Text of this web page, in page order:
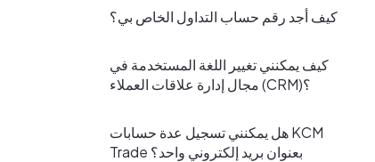
كيف أجد رقم حساب التداول الخاص بي؟
كيف يمكنني تغيير اللغة المستخدمة في
مجال إدارة علاقات العملاء (CRM)؟
هل يمكنني تسجيل عدة حسابات KCM
Trade بعنوان بريد إلكتروني واحد؟